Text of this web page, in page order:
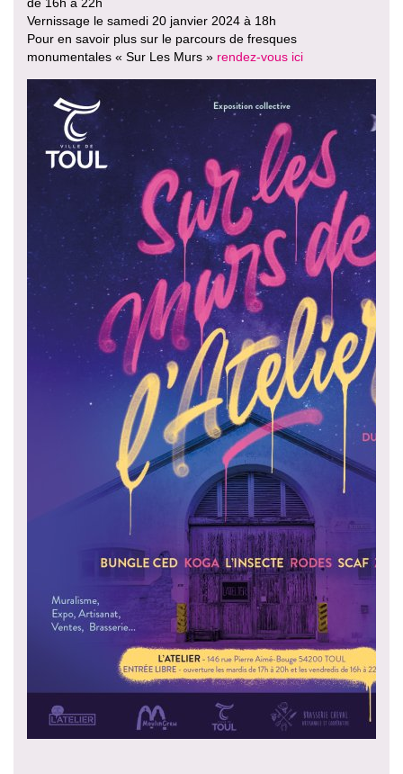
de 16h à 22h
Vernissage le samedi 20 janvier 2024 à 18h
Pour en savoir plus sur le parcours de fresques
monumentales « Sur Les Murs » rendez-vous ici